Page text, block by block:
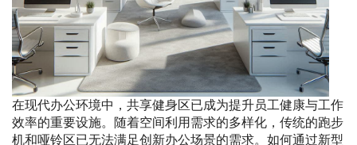
在现代办公环境中，共享健身区已成为提升员工健康与工作
效率的重要设施。随着空间利用需求的多样化，传统的跑步
机和哑铃区已无法满足创新办公场景的需求。如何通过新型